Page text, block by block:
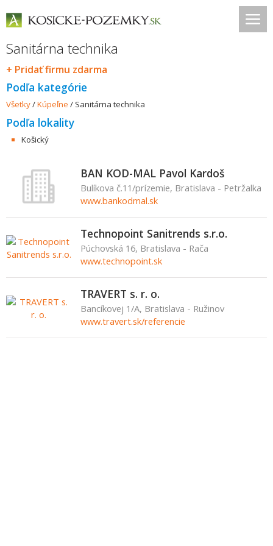
Sanitárna technika
+ Pridať firmu zdarma
Podľa kategórie
Všetky/Kúpeľne / Sanitárna technika
Podľa lokality
Košický
BAN KOD-MAL Pavol Kardoš
Bulíkova č.11/prízemie, Bratislava - Petržalka
www.bankodmal.sk
Technopoint Sanitrends s.r.o.
Púchovská 16, Bratislava - Rača
www.technopoint.sk
TRAVERT s. r. o.
Bancíkovej 1/A, Bratislava - Ružinov
www.travert.sk/referencie